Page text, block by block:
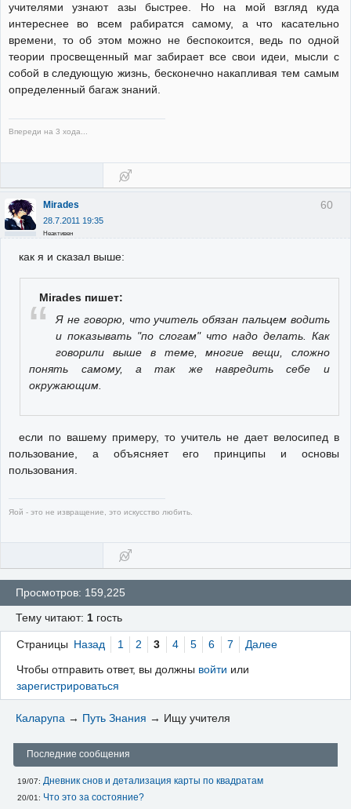
учителями узнают азы быстрее. Но на мой взгляд куда
интереснее во всем рабиратся самому, а что касательно
времени, то об этом можно не беспокоится, ведь по одной
теории просвещенный маг забирает все свои идеи, мысли с
собой в следующую жизнь, бесконечно накапливая тем самым
определенный багаж знаний.
Впереди на 3 хода...
60
Mirades
28.7.2011 19:35
Неактивен
как я и сказал выше:
Mirades пишет:
Я не говорю, что учитель обязан пальцем водить
и показывать "по слогам" что надо делать. Как
говорили выше в теме, многие вещи, сложно
понять самому, а так же навредить себе и
окружающим.
если по вашему примеру, то учитель не дает велосипед в
пользование, а объясняет его принципы и основы
пользования.
Яой - это не извращение, это искусство любить.
Просмотров: 159,225
Тему читают: 1 гость
Страницы Назад 1 2 3 4 5 6 7 Далее
Чтобы отправить ответ, вы должны войти или
зарегистрироваться
Каларупа → Путь Знания → Ищу учителя
Последние сообщения
19/07: Дневник снов и детализация карты по квадратам
20/01: Что это за состояние?